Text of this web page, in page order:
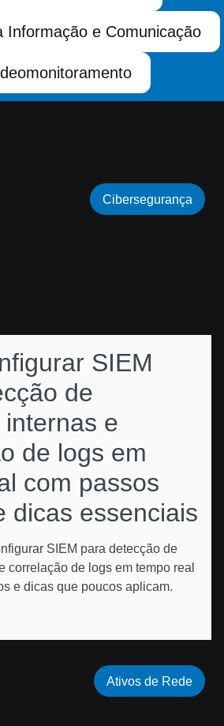
Informação e Comunicação
SIEM
de
e
de logs em
com passos
dicas essenciais
SIEM para detecção de
correlação de logs em tempo real
e dicas que poucos aplicam.
Cibersegurança
Ativos de Rede